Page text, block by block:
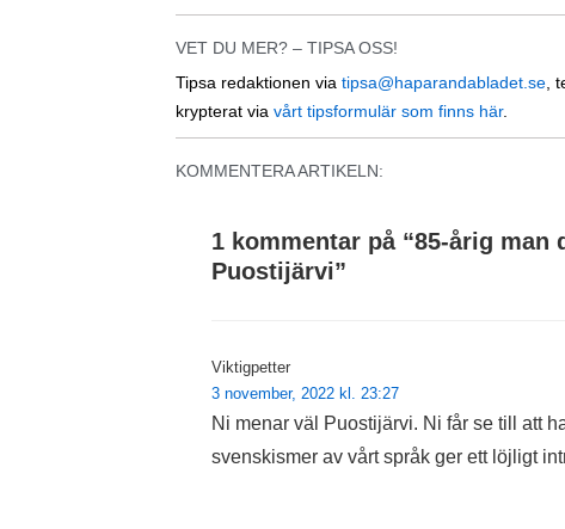
VET DU MER? – TIPSA OSS!
Tipsa redaktionen via tipsa@haparandabladet.se ,
krypterat via vårt tipsformulär som finns här.
KOMMENTERA ARTIKELN:
1 kommentar på “85-årig man
Puostijärvi”
Viktigpetter
3 november, 2022 kl. 23:27
Ni menar väl Puostijärvi. Ni får se till att
svenskismer av vårt språk ger ett löjligt